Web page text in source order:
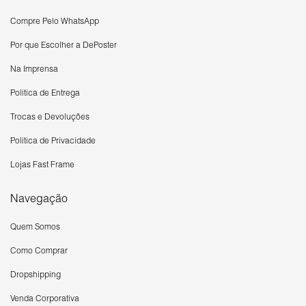
Compre Pelo WhatsApp
Por que Escolher a DePoster
Na Imprensa
Política de Entrega
Trocas e Devoluções
Política de Privacidade
Lojas Fast Frame
Navegação
Quem Somos
Como Comprar
Dropshipping
Venda Corporativa